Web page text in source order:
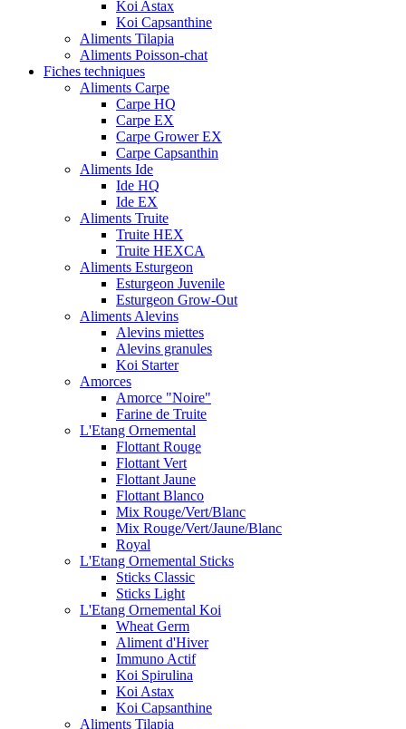
Koi Astax
Koi Capsanthine
Aliments Tilapia
Aliments Poisson-chat
Fiches techniques
Aliments Carpe
Carpe HQ
Carpe EX
Carpe Grower EX
Carpe Capsanthin
Aliments Ide
Ide HQ
Ide EX
Aliments Truite
Truite HEX
Truite HEXCA
Aliments Esturgeon
Esturgeon Juvenile
Esturgeon Grow-Out
Aliments Alevins
Alevins miettes
Alevins granules
Koi Starter
Amorces
Amorce "Noire"
Farine de Truite
L'Etang Ornemental
Flottant Rouge
Flottant Vert
Flottant Jaune
Flottant Blanco
Mix Rouge/Vert/Blanc
Mix Rouge/Vert/Jaune/Blanc
Royal
L'Etang Ornemental Sticks
Sticks Classic
Sticks Light
L'Etang Ornemental Koi
Wheat Germ
Aliment d'Hiver
Immuno Actif
Koi Spirulina
Koi Astax
Koi Capsanthine
Aliments Tilapia